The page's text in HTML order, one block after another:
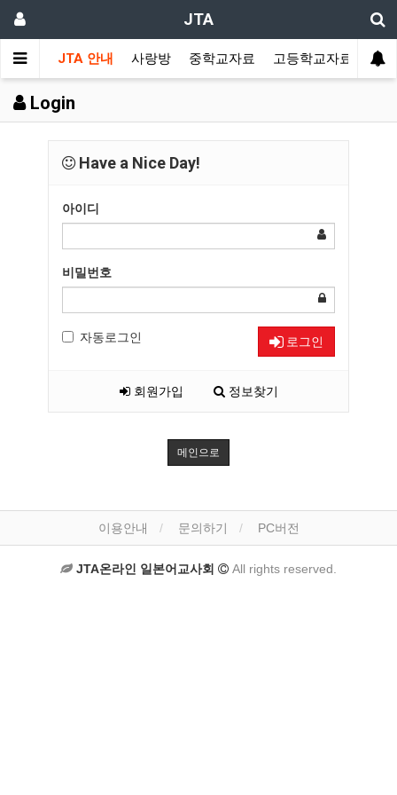
JTA
JTA 안내 사랑방 중학교자료 고등학교자료 멀
Login
Have a Nice Day!
아이디
비밀번호
자동로그인 로그인
회원가입 정보찾기
메인으로
이용안내 문의하기 PC버전
JTA온라인 일본어교사회 All rights reserved.